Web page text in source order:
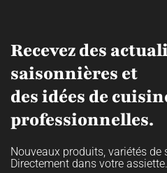
Recevez des
saisonnières et
des idées de
professionnelles.
Nouveaux produits, variétés de
Directement dans votre assiette.